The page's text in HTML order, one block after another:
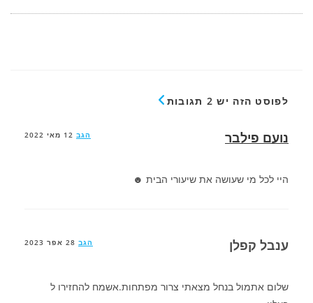
לפוסט הזה יש 2 תגובות
נועם פילבר הגב 12 מאי 2022
היי לכל מי שעושה את שיעורי הבית ☻
ענבל קפלן הגב 28 אפר 2023
שלום אתמול בנחל מצאתי צרור מפתחות.אשמח להחזירו ל